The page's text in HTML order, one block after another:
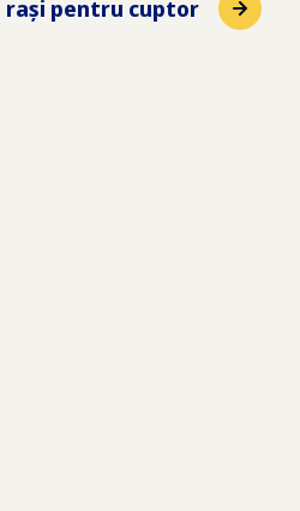
Plăcinte rotunde din cartofi raşi pentru cuptor